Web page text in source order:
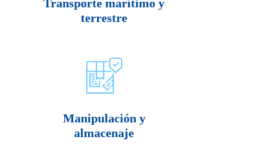
Transporte marítimo y
terrestre
Manipulación y
almacenaje